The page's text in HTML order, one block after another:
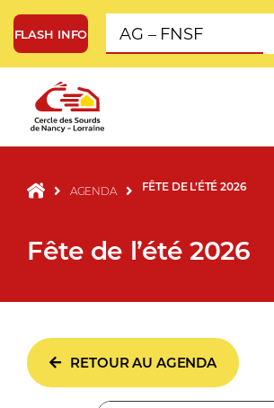
Skip
FLASH INFO AG – FNSF
AGENDA FÊTE DE L’ÉTÉ 2026
Fête de l’été 2026
RETOUR AU AGENDA